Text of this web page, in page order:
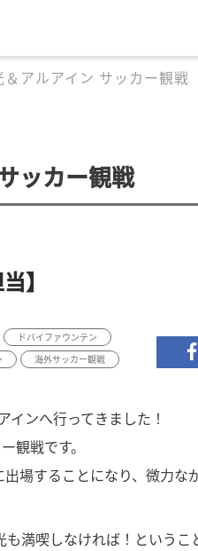
＆アルアイン サッカー観戦
ッカー観戦
】
ドバイファウンテン
海外サッカー観戦
インへ行ってきました！
観戦です。
場することになり、微力な
満喫しなければ！というこ